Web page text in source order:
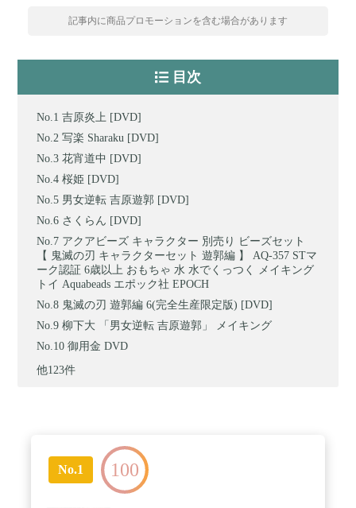
記事内に商品プロモーションを含む場合があります
目次
吉原炎上 [DVD]
写楽 Sharaku [DVD]
花宵道中 [DVD]
桜姫 [DVD]
男女逆転 吉原遊郭 [DVD]
さくらん [DVD]
アクアビーズ キャラクター 別売り ビーズセット
【 鬼滅の刃 キャラクターセット 遊郭編 】 AQ-357 STマ
ーク認証 6歳以上 おもちゃ 水 水でくっつく メイキング
トイ Aquabeads エポック社 EPOCH
鬼滅の刃 遊郭編 6(完全生産限定版) [DVD]
柳下大 「男女逆転 吉原遊郭」 メイキング
御用金 DVD
他123件
No.1 100